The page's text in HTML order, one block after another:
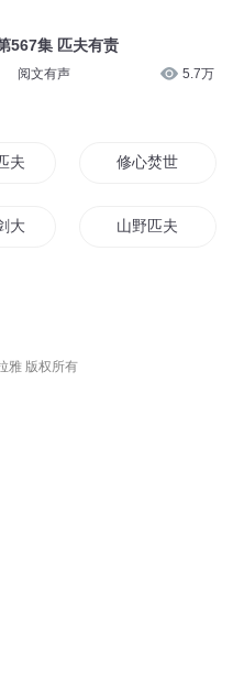
567集 匹夫有责
阅文有声 5.7万
夫 修心焚世
大河东去 山野匹夫
雅 版权所有